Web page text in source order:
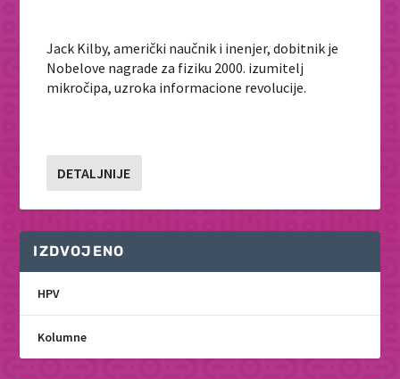
Jack Kilby, američki naučnik i inenjer, dobitnik je
Nobelove nagrade za fiziku 2000. izumitelj
mikročipa, uzroka informacione revolucije.
DETALJNIJE
IZDVOJENO
HPV
Kolumne